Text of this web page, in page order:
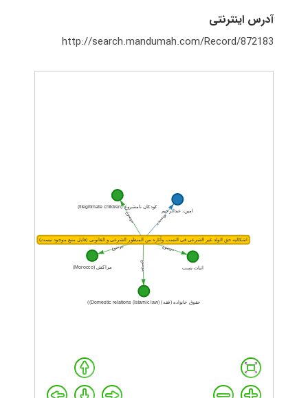
آدرس اینترنتی
http://search.mandumah.com/Record/872183